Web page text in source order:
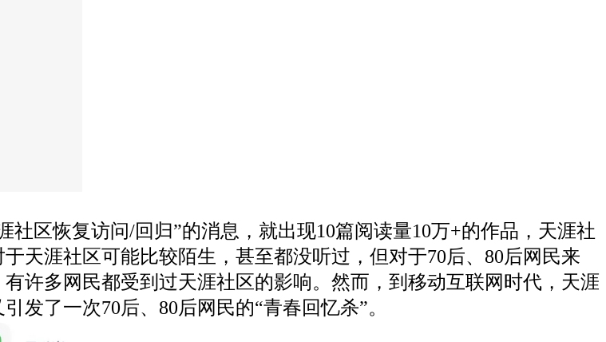
区恢复访问/回归”的消息，就出现10篇阅读量10万+的作品，天涯社
天涯社区可能比较陌生，甚至都没听过，但对于70后、80后网民来
许多网民都受到过天涯社区的影响。然而，到移动互联网时代，天涯
发了一次70后、80后网民的“青春回忆杀”。